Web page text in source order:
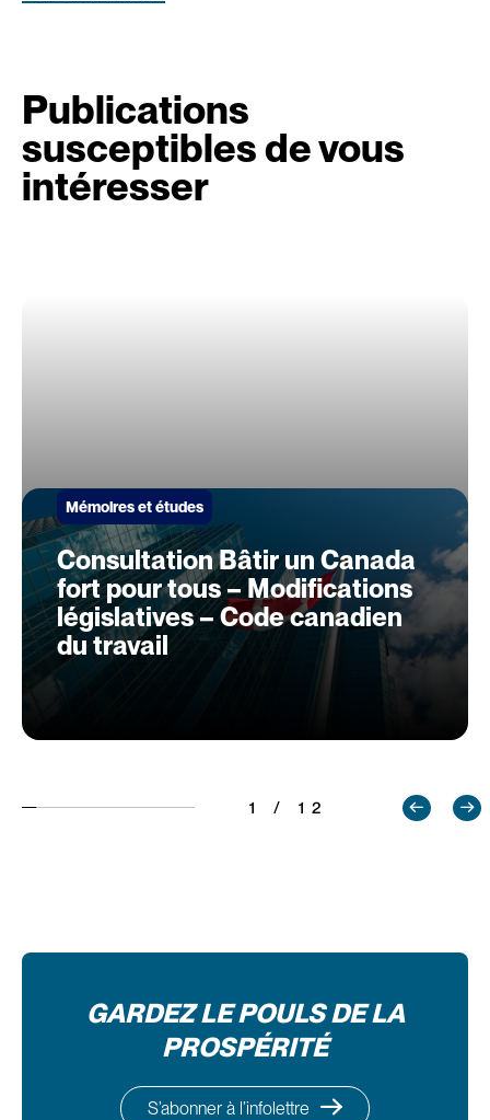
Publications
susceptibles de vous
intéresser
Mémoires et études
Consultation Bâtir un Canada
fort pour tous – Modifications
législatives – Code canadien
du travail
1 / 12
GARDEZ LE POULS DE LA
PROSPÉRITÉ
S’abonner à l’infolettre